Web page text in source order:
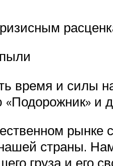
время и силы
и
страны.
груза и его